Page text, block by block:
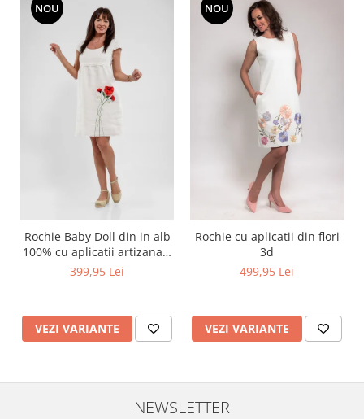
NOU
Rochie Baby Doll din in alb
100% cu aplicatii artizanale
maci rosii
399,95 Lei
VEZI VARIANTE
NOU
Rochie cu aplicatii din flori
3d
499,95 Lei
VEZI VARIANTE
NEWSLETTER